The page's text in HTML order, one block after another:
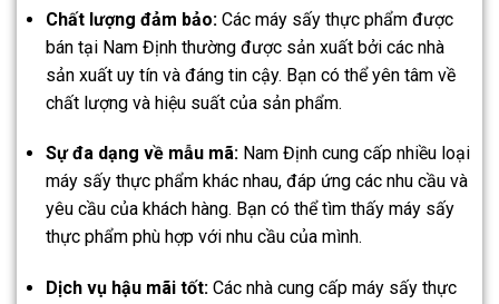
Chất lượng đảm bảo:Các máy sấy thực phẩm được
bán tại Nam Định thường được sản xuất bởi các nhà
sản xuất uy tín và đáng tin cậy. Bạn có thể yên tâm về
chất lượng và hiệu suất của sản phẩm.
Sự đa dạng về mẫu mã:Nam Định cung cấp nhiều loại
máy sấy thực phẩm khác nhau, đáp ứng các nhu cầu và
yêu cầu của khách hàng. Bạn có thể tìm thấy máy sấy
thực phẩm phù hợp với nhu cầu của mình.
Dịch vụ hậu mãi tốt:Các nhà cung cấp máy sấy thực